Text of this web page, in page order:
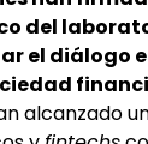
del
el diálogo
alcanzado